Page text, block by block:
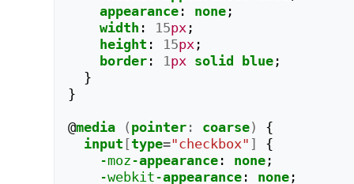
appearance: none;
width : 15px ;
height : 15px ;
border: 1 px solid blue;
}
}
@media ( pointer: coarse)
{
input [type="checkbox" ]
{
-moz-appearance: none;
-webkit-appearance: none;